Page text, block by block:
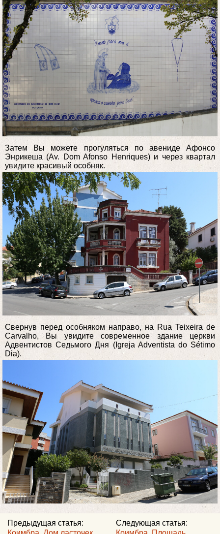
Затем Вы можете прогуляться по авениде Афонсо
Энрикеша (Av. Dom Afonso Henriques) и через квартал
увидите красивый особняк.
Свернув перед особняком направо, на Rua Teixeira de
Carvalho, Вы увидите современное здание церкви
Адвентистов Седьмого Дня (Igreja Adventista do Sétimo
Dia).
Следующая статья:
Предыдущая статья: